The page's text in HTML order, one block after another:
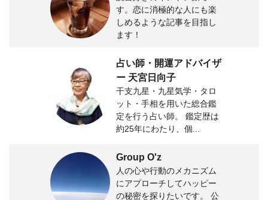
す。恋に消極的な人にも楽
しめるような記事を目指し
ます！
占い師・開運アドバイザ
ー 天宮日向子
干支九星・九星気学・タロ
ット・手相を用いた総合鑑
定を行う占い師。 鑑定歴は
約25年にわたり、個...
Group O'z
人の心や行動のメカニズム
にアプローチしてハッピー
の秘密を探りたいです。 公